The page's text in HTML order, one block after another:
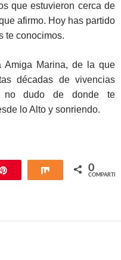
que estuvieron cerca de
afirmo. Hoy has partido
te conocimos.
Amiga Marina, de la que
décadas de vivencias
no dudo de donde te
lo Alto y sonriendo.
Compartir
0
COMPARTIR